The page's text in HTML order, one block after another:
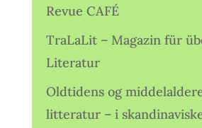
Revue CAFÉ
TraLaLit – Magazin für
Literatur
Oldtidens og
litteratur – i